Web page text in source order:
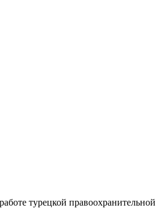
турецкой правоохранительной